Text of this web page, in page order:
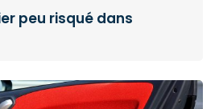
peu risqué dans